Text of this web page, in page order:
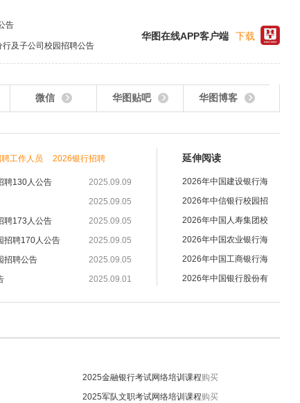
告
行及子公司校园招聘公告
华图在线APP客户端 下载
微信 华图贴吧 华图博客
工作人员 2026银行招聘
聘130人公告
2025.09.09
2025.09.05
聘173人公告
2025.09.05
招聘170人公告
2025.09.05
招聘公告
2025.09.05
2025.09.01
延伸阅读
2026年中国建设银行海
2026年中信银行校园招
2026年中国人寿集团校
2026年中国农业银行海
2026年中国工商银行海
2026年中国银行股份有
2025金融银行考试网络培训课程购买
2025军队文职考试网络培训课程购买